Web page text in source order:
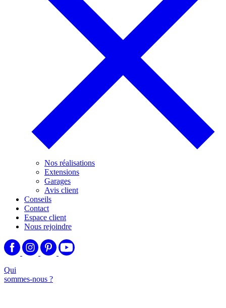
Nos réalisations
Extensions
Garages
Avis client
Conseils
Contact
Espace client
Nous rejoindre
Qui
sommes-nous ?